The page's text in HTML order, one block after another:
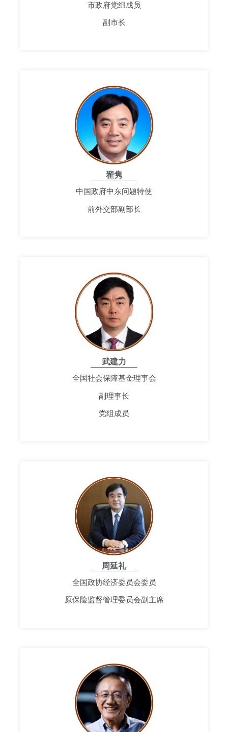
市政府党组成员
副市长
翟隽
中国政府中东问题特使
前外交部副部长
武建力
全国社会保障基金理事会
副理事长
党组成员
周延礼
全国政协经济委员会委员
原保险监督管理委员会副主席